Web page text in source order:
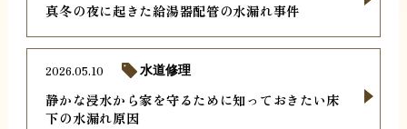
真冬の夜に起きた給湯器配管の水漏れ事件
静かな浸水から家を守るために知っておきたい床
下の水漏れ原因
2026.05.10 水道修理